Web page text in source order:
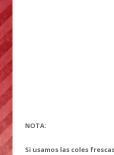
NOTA:
Si usamos las coles